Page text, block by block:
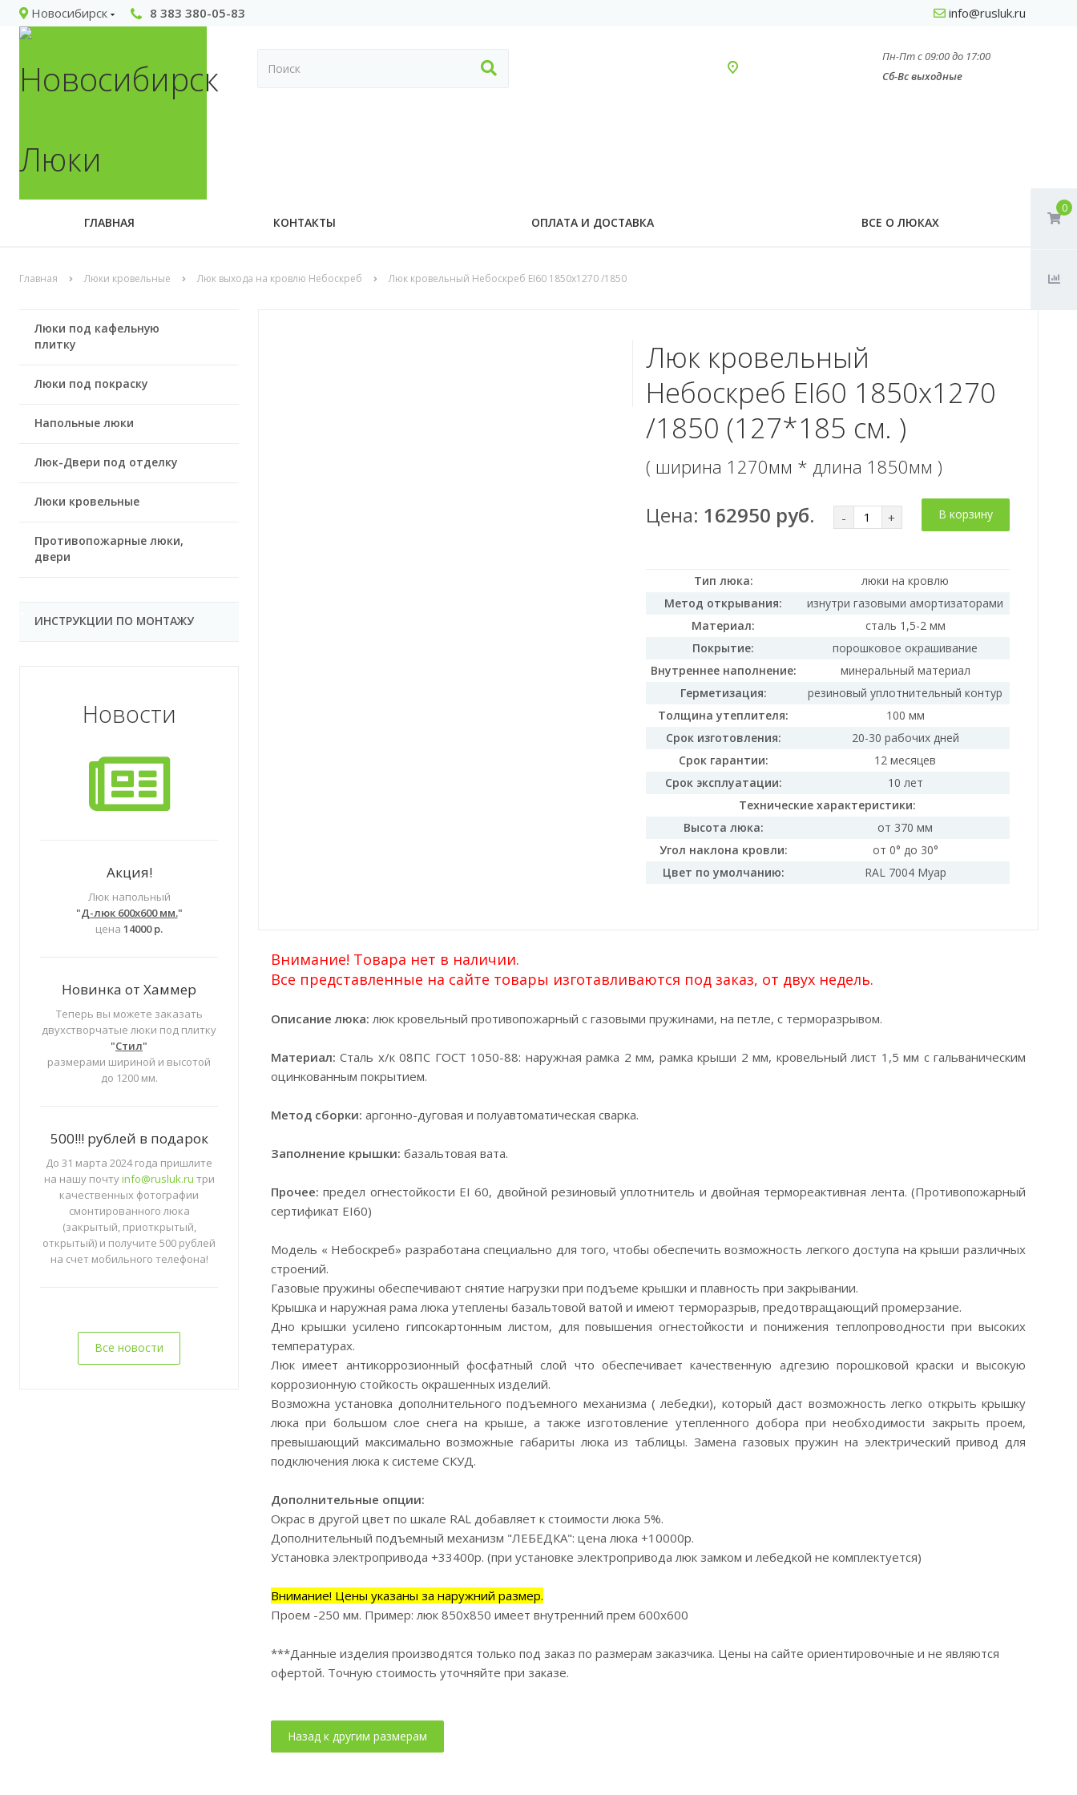
Новосибирск 8 383 380-05-83 info@rusluk.ru
Пн-Пт с 09:00 до 17:00
Сб-Вс выходные
ГЛАВНАЯ КОНТАКТЫ ОПЛАТА И ДОСТАВКА ВСЕ О ЛЮКАХ
Главная Люки кровельные Люк выхода на кровлю Небоскреб Люк кровельный Небоскреб EI60 1850x1270 /1850
Люки под кафельную
плитку
Люки под покраску
Напольные люки
Люк-Двери под отделку
Люки кровельные
Противопожарные люки,
двери
ИНСТРУКЦИИ ПО МОНТАЖУ
Новости
Акция!
Люк напольный
"Д-люк 600х600 мм."
цена 14000 р.
Новинка от Хаммер
Теперь вы можете заказать
двухстворчатые люки под плитку
"Стил"
размерами шириной и высотой
до 1200 мм.
500!!! рублей в подарок
До 31 марта 2024 года пришлите
на нашу почтуinfo@rusluk.ru три
качественных фотографии
смонтированного люка
(закрытый, приоткрытый,
открытый) и получите 500 рублей
на счет мобильного телефона!
Все новости
Люк кровельный
Небоскреб EI60 1850x1270
/1850 (127*185 см. )
( ширина 1270мм * длина 1850мм )
Цена: 162950 руб. - + В корзину
Тип люка:
люки на кровлю
Метод открывания:
изнутри газовыми амортизаторами
Материал:
сталь 1,5-2 мм
Покрытие:
порошковое окрашивание
Внутреннее наполнение:
минеральный материал
Герметизация:
резиновый уплотнительный контур
Толщина утеплителя:
100 мм
Срок изготовления:
20-30 рабочих дней
Срок гарантии:
12 месяцев
Срок эксплуатации:
10 лет
Технические характеристики:
Высота люка:
от 370 мм
Угол наклона кровли:
от 0° до 30°
Цвет по умолчанию:
RAL 7004 Муар
Внимание! Товара нет в наличии.
Все представленные на сайте товары изготавливаются под заказ, от двух недель.
Описание люка: люк кровельный противопожарный с газовыми пружинами, на петле, с терморазрывом.
Материал: Сталь х/к 08ПС ГОСТ 1050-88: наружная рамка 2 мм, рамка крыши 2 мм, кровельный лист 1,5 мм с гальваническим
оцинкованным покрытием.
Метод сборки: аргонно-дуговая и полуавтоматическая сварка.
Заполнение крышки: базальтовая вата.
Прочее: предел огнестойкости EI 60, двойной резиновый уплотнитель и двойная термореактивная лента. (Противопожарный
сертификат EI60)
Модель « Небоскреб» разработана специально для того, чтобы обеспечить возможность легкого доступа на крыши различных
строений.
Газовые пружины обеспечивают снятие нагрузки при подъеме крышки и плавность при закрывании.
Крышка и наружная рама люка утеплены базальтовой ватой и имеют терморазрыв, предотвращающий промерзание.
Дно крышки усилено гипсокартонным листом, для повышения огнестойкости и понижения теплопроводности при высоких
температурах.
Люк имеет антикоррозионный фосфатный слой что обеспечивает качественную адгезию порошковой краски и высокую
коррозионную стойкость окрашенных изделий.
Возможна установка дополнительного подъемного механизма ( лебедки), который даст возможность легко открыть крышку
люка при большом слое снега на крыше, а также изготовление утепленного добора при необходимости закрыть проем,
превышающий максимально возможные габариты люка из таблицы. Замена газовых пружин на электрический привод для
подключения люка к системе СКУД.
Дополнительные опции:
Окрас в другой цвет по шкале RAL добавляет к стоимости люка 5%.
Дополнительный подъемный механизм "ЛЕБЕДКА": цена люка +10000р.
Установка электропривода +33400р. (при установке электропривода люк замком и лебедкой не комплектуется)
Внимание! Цены указаны за наружний размер.
Проем -250 мм. Пример: люк 850х850 имеет внутренний прем 600х600
***Данные изделия производятся только под заказ по размерам заказчика. Цены на сайте ориентировочные и не являются
офертой. Точную стоимость уточняйте при заказе.
0